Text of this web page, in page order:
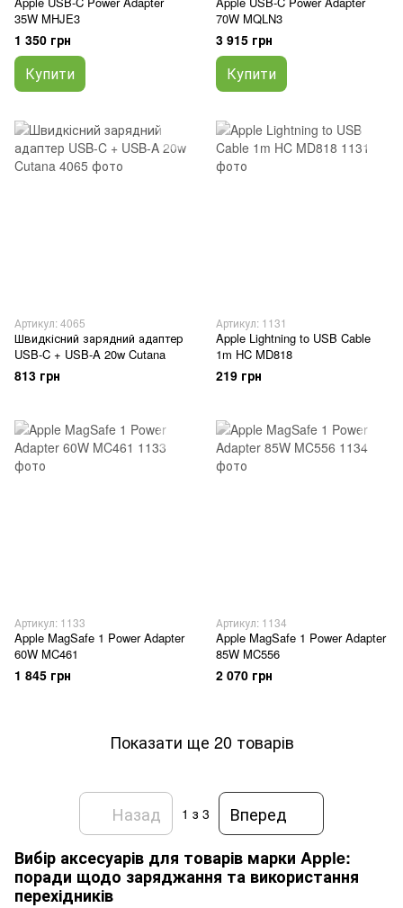
35W MHJE3
1 350 грн
Купити
70W MQLN3
3 915 грн
Купити
Артикул: 4065
Швидкісний зарядний адаптер
USB-C + USB-A 20w Cutana
813 грн
Артикул: 1131
Apple Lightning to USB Cable
1m HC MD818
219 грн
Артикул: 1133
Apple MagSafe 1 Power Adapter
60W MC461
1 845 грн
Артикул: 1134
Apple MagSafe 1 Power Adapter
85W MC556
2 070 грн
Показати ще 20 товарів
Назад 1 з 3
Вперед
Вибір аксесуарів для товарів марки Apple:
поради щодо заряджання та використання
перехідників